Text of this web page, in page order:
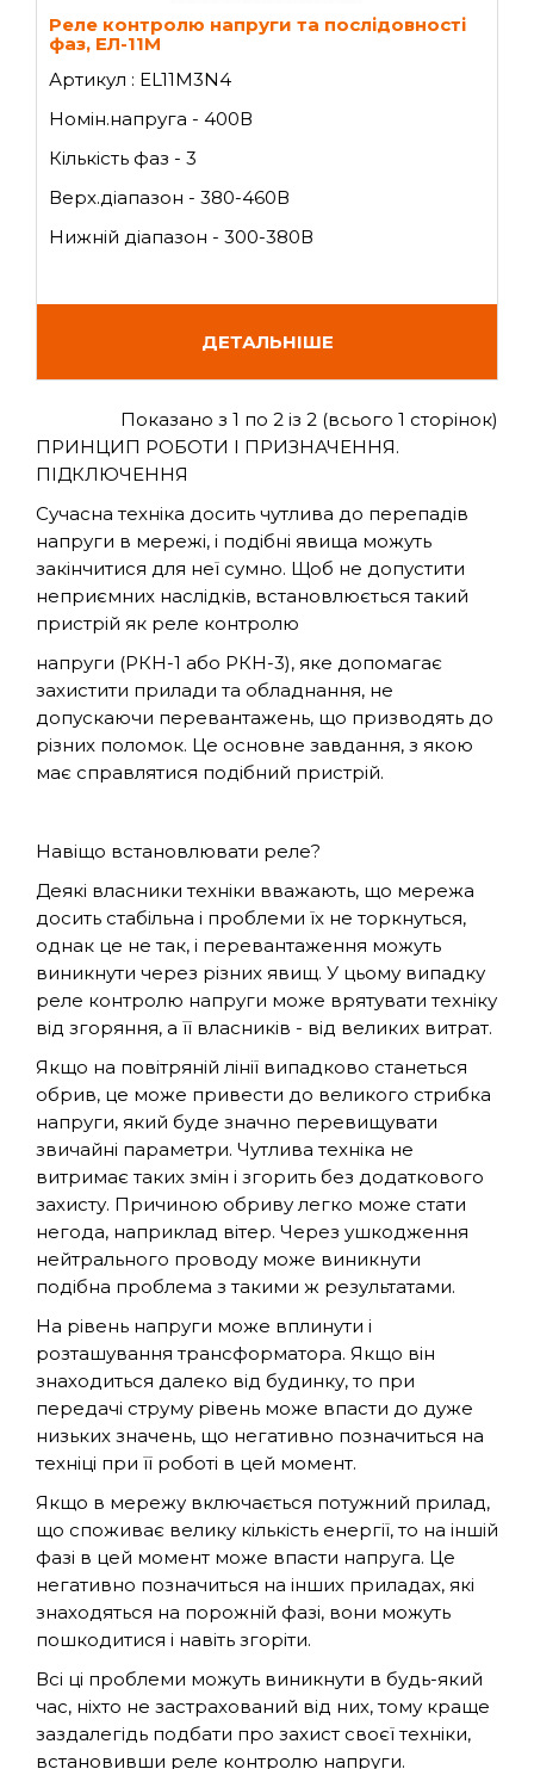
Реле контролю напруги та послідовності
фаз, ЕЛ-11М
Артикул : EL11M3N4
Номін.напруга - 400В
Кількість фаз - 3
Верх.діапазон - 380-460В
Нижній діапазон - 300-380В
ДЕТАЛЬНІШЕ
Показано з 1 по 2 із 2 (всього 1 сторінок)
ПРИНЦИП РОБОТИ І ПРИЗНАЧЕННЯ.
ПІДКЛЮЧЕННЯ
Сучасна техніка досить чутлива до перепадів
напруги в мережі, і подібні явища можуть
закінчитися для неї сумно. Щоб не допустити
неприємних наслідків, встановлюється такий
пристрій як реле контролю
напруги (РКН-1 або РКН-3), яке допомагає
захистити прилади та обладнання, не
допускаючи перевантажень, що призводять до
різних поломок. Це основне завдання, з якою
має справлятися подібний пристрій.
Навіщо встановлювати реле?
Деякі власники техніки вважають, що мережа
досить стабільна і проблеми їх не торкнуться,
однак це не так, і перевантаження можуть
виникнути через різних явищ. У цьому випадку
реле контролю напруги може врятувати техніку
від згоряння, а її власників - від великих витрат.
Якщо на повітряній лінії випадково станеться
обрив, це може привести до великого стрибка
напруги, який буде значно перевищувати
звичайні параметри. Чутлива техніка не
витримає таких змін і згорить без додаткового
захисту. Причиною обриву легко може стати
негода, наприклад вітер. Через ушкодження
нейтрального проводу може виникнути
подібна проблема з такими ж результатами.
На рівень напруги може вплинути і
розташування трансформатора. Якщо він
знаходиться далеко від будинку, то при
передачі струму рівень може впасти до дуже
низьких значень, що негативно позначиться на
техніці при її роботі в цей момент.
Якщо в мережу включається потужний прилад,
що споживає велику кількість енергії, то на іншій
фазі в цей момент може впасти напруга. Це
негативно позначиться на інших приладах, які
знаходяться на порожній фазі, вони можуть
пошкодитися і навіть згоріти.
Всі ці проблеми можуть виникнути в будь-який
час, ніхто не застрахований від них, тому краще
заздалегідь подбати про захист своєї техніки,
встановивши реле контролю напруги.